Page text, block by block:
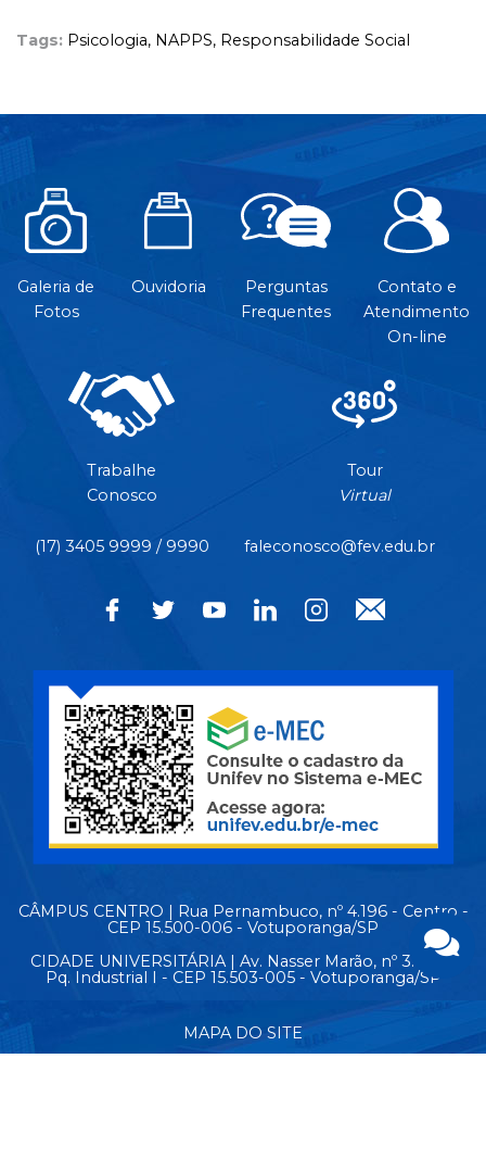
Tags: Psicologia, NAPPS, Responsabilidade Social
Galeria de
Fotos
Ouvidoria
Perguntas
Frequentes
Contato e
Atendimento
On-line
Trabalhe
Conosco
Tour
Virtual
(17) 3405 9999 / 9990 faleconosco@fev.edu.br
CÂMPUS CENTRO | Rua Pernambuco, nº 4.196 - Centro -
CEP 15.500-006 - Votuporanga/SP
CIDADE UNIVERSITÁRIA | Av. Nasser Marão, nº 3.069 -
Pq. Industrial I - CEP 15.503-005 - Votuporanga/SP
MAPA DO SITE